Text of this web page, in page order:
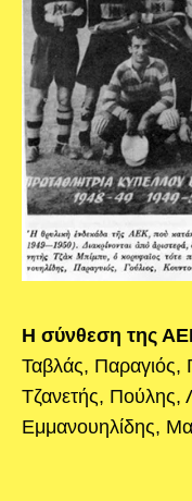
Η σύνθεση της
Ταβλάς,
Τζανετής, Πούλης,
Εμμανουηλίδης,